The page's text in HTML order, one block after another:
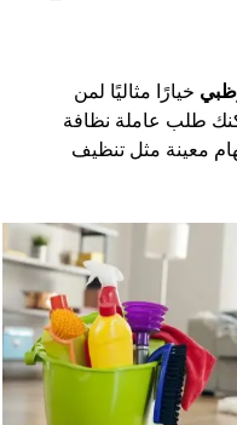
خيارًا مثاليًا لمن
طلب عاملة نظافة
معينة مثل تنظيف